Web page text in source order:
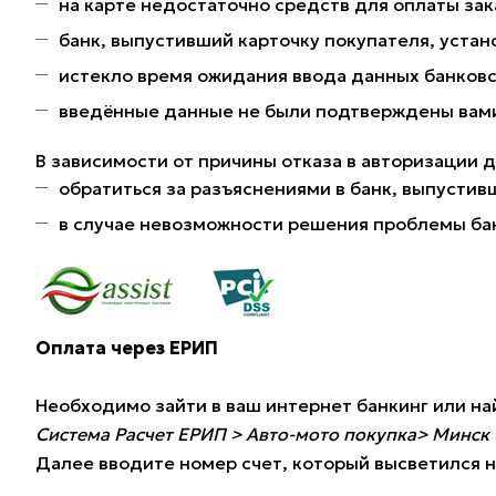
на карте недостаточно средств для оплаты
банк, выпустивший карточку покупателя,
истекло время ожидания ввода данных
введённые данные не были подтверждены
В зависимости от причины отказа в
обратиться за разъяснениями в банк,
в случае невозможности решения проблемы
Оплата через ЕРИП
Необходимо зайти в ваш интернет банкинг или
Система Расчет ЕРИП > Авто-мото покупка>
Далее вводите номер счет, который высветился